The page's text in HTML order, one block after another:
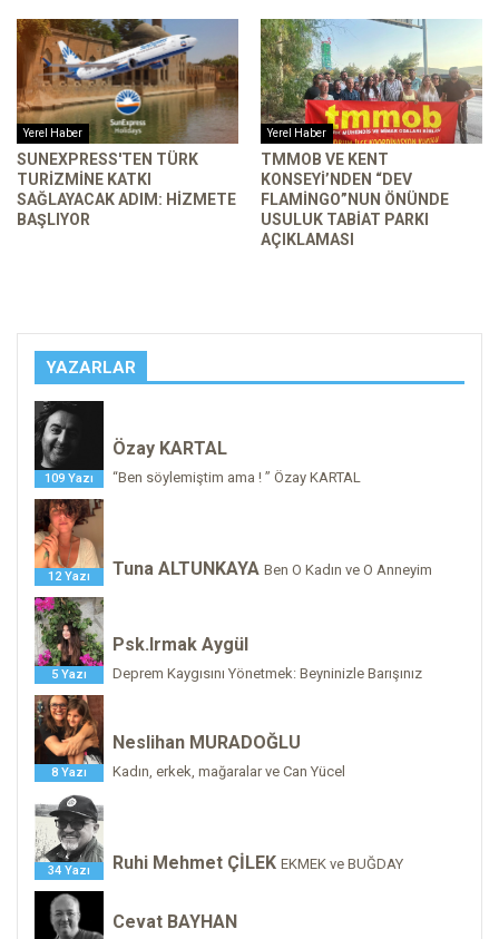
Yerel Haber
SUNEXPRESS'TEN TÜRK
TURIZMINE KATKI
SAĞLAYACAK ADIM: HIZMETE
BAŞLIYOR
Yerel Haber
TMMOB VE KENT
KONSEYI’NDEN “DEV
FLAMINGO”NUN ÖNÜNDE
USULUK TABIAT PARKI
AÇIKLAMASI
YAZARLAR
109 Yazı
Özay KARTAL
“Ben söylemiştim ama ! ” Özay KARTAL
12 Yazı Tuna ALTUNKAYA Ben O Kadın ve O Anneyim
5 Yazı
Psk.Irmak Aygül
Deprem Kaygısını Yönetmek: Beyninizle Barışınız
8 Yazı
Neslihan MURADOĞLU
Kadın, erkek, mağaralar ve Can Yücel
34 Yazı Ruhi Mehmet ÇİLEK EKMEK ve BUĞDAY
Cevat BAYHAN